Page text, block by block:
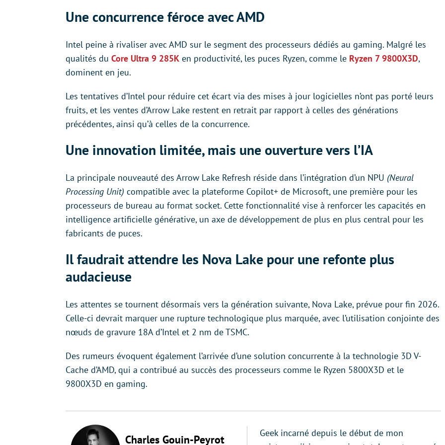
Une concurrence féroce avec AMD
Intel peine à rivaliser avec AMD sur le segment des processeurs dédiés au gaming. Malgré les
qualités du Core Ultra 9 285K en productivité, les puces Ryzen, comme le Ryzen 7 9800X3D,
dominent en jeu.
Les tentatives d’Intel pour réduire cet écart via des mises à jour logicielles n’ont pas porté leurs
fruits, et les ventes d’Arrow Lake restent en retrait par rapport à celles des générations
précédentes, ainsi qu’à celles de la concurrence.
Une innovation limitée, mais une ouverture vers l’IA
La principale nouveauté des Arrow Lake Refresh réside dans l’intégration d’un NPU (Neural
Processing Unit) compatible avec la plateforme Copilot+ de Microsoft, une première pour les
processeurs de bureau au format socket. Cette fonctionnalité vise à renforcer les capacités en
intelligence artificielle générative, un axe de développement de plus en plus central pour les
fabricants de puces.
Il faudrait attendre les Nova Lake pour une refonte plus
audacieuse
Les attentes se tournent désormais vers la génération suivante, Nova Lake, prévue pour fin 2026.
Celle-ci devrait marquer une rupture technologique plus marquée, avec l’utilisation conjointe des
nœuds de gravure 18A d’Intel et 2 nm de TSMC.
Des rumeurs évoquent également l’arrivée d’une solution concurrente à la technologie 3D V-
Cache d’AMD, qui a contribué au succès des processeurs comme le Ryzen 5800X3D et le
9800X3D en gaming.
Charles Gouin-Peyrot
Geek incarné depuis le début de mon